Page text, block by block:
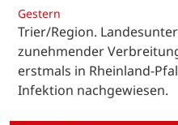
Gestern
Trier/Region.
zunehmender
erstmals in Rheinland-
Infektion nachgewiesen.